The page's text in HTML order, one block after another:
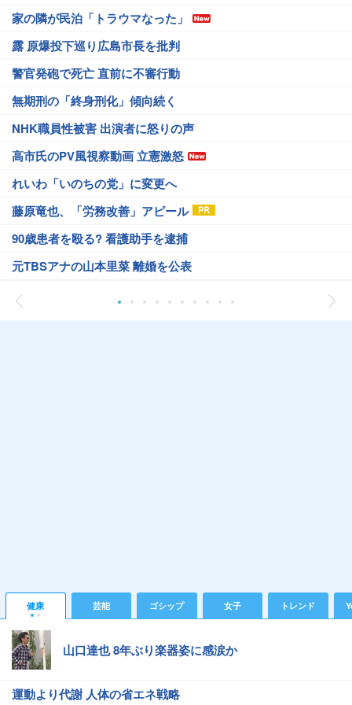
家の隣が民泊「トラウマなった」
露 原爆投下巡り広島市長を批判
警官発砲で死亡 直前に不審行動
無期刑の「終身刑化」傾向続く
NHK職員性被害 出演者に怒りの声
高市氏のPV風視察動画 立憲激怒
れいわ「いのちの党」に変更へ
藤原竜也、「労務改善」アピール
90歳患者を殴る? 看護助手を逮捕
元TBSアナの山本里菜 離婚を公表
健康 芸能 ゴシップ 女子 トレンド
山口達也 8年ぶり楽器姿に感涙か
運動より代謝 人体の省エネ戦略